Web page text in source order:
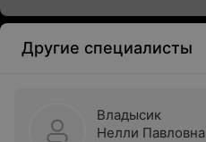
Другие специалисты
Владысик
Нелли Павловна